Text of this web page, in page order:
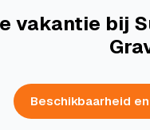
vakantie bij
Beschikbaarheid